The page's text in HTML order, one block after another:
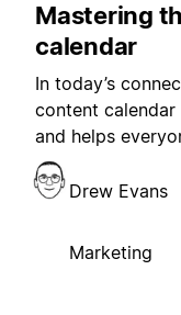
Mastering
calendar
In today’s
content calendar
and helps
Drew Evans
Marketing